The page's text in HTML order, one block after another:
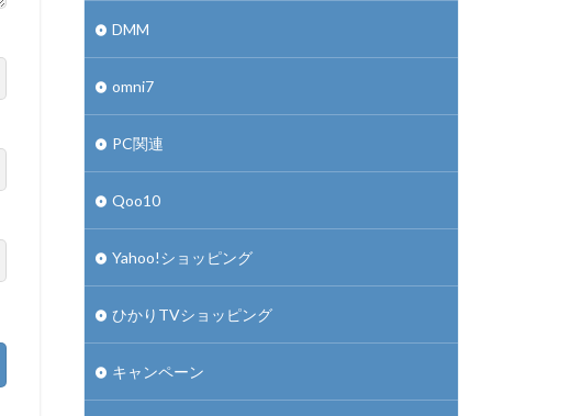
DMM
omni7
PC関連
Qoo10
Yahoo!ショッピング
ひかりTVショッピング
キャンペーン